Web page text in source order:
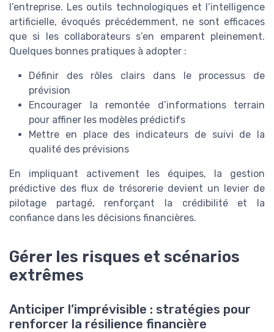
l’entreprise. Les outils technologiques et l’intelligence
artificielle, évoqués précédemment, ne sont efficaces
que si les collaborateurs s’en emparent pleinement.
Quelques bonnes pratiques à adopter :
Définir des rôles clairs dans le processus de
prévision
Encourager la remontée d’informations terrain
pour affiner les modèles prédictifs
Mettre en place des indicateurs de suivi de la
qualité des prévisions
En impliquant activement les équipes, la gestion
prédictive des flux de trésorerie devient un levier de
pilotage partagé, renforçant la crédibilité et la
confiance dans les décisions financières.
Gérer les risques et scénarios
extrêmes
Anticiper l’imprévisible : stratégies pour
renforcer la résilience financière